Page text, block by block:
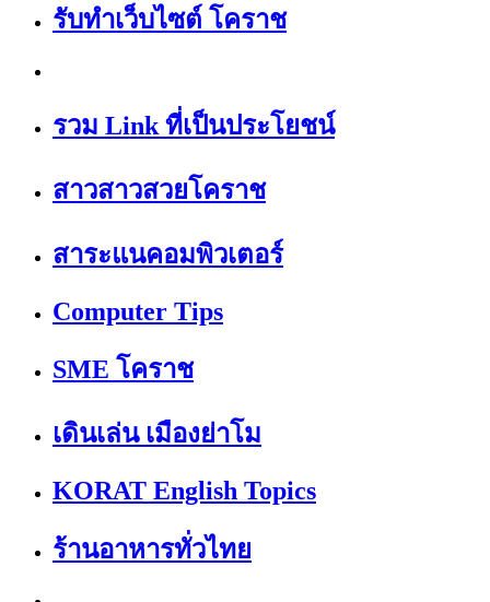
รับทำเว็บไซต์ โคราช
รวม Link ที่เป็นประโยชน์
สาวสาวสวยโคราช
สาระแนคอมพิวเตอร์
Computer Tips
SME โคราช
เดินเล่น เมืองย่าโม
KORAT English Topics
ร้านอาหารทั่วไทย